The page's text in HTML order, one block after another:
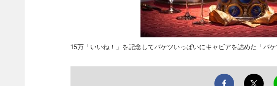
15万「いいね！」を記念してバケツいっぱいにキャビアを詰めた「バケ